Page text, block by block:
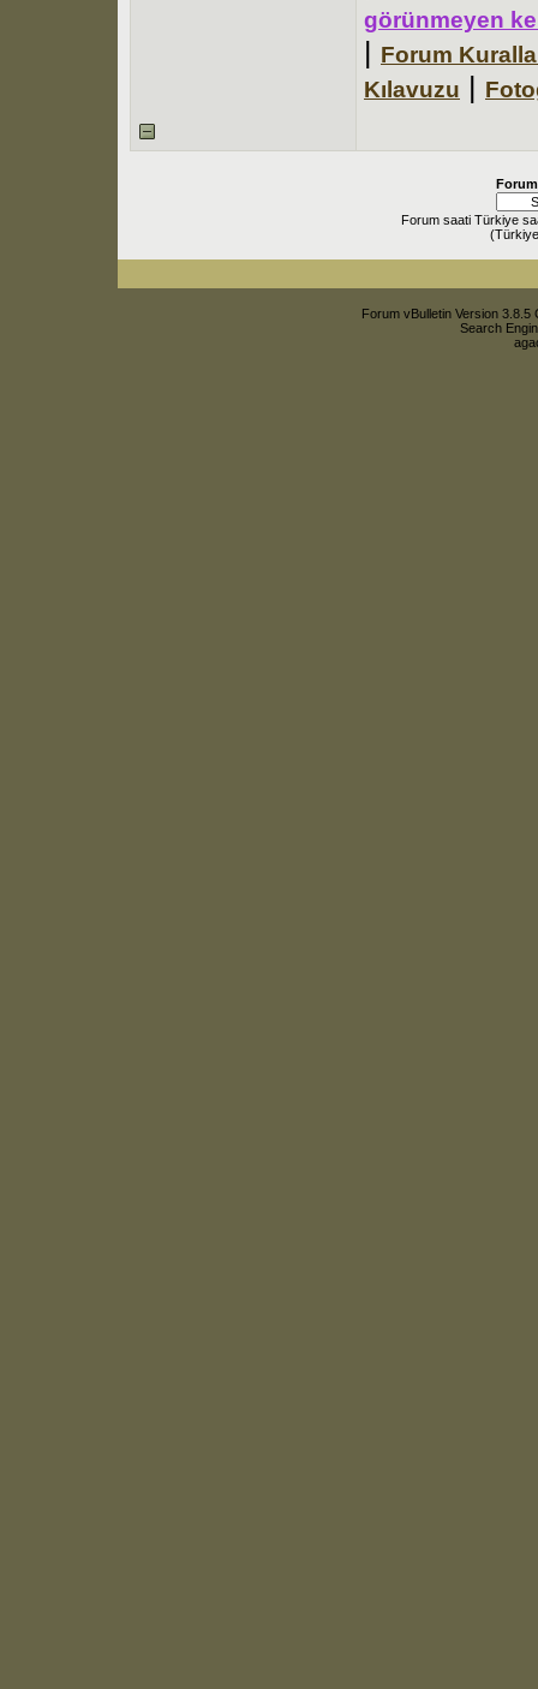
görünmeyen
| Forum
Kılavuzu |
Forum saati Türkiye
Forum vBulletin Version
Search